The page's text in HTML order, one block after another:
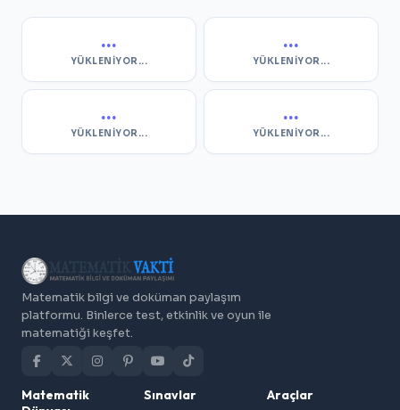
...
YÜKLENIYOR...
...
YÜKLENIYOR...
...
YÜKLENIYOR...
...
YÜKLENIYOR...
Matematik bilgi ve doküman paylaşım
platformu. Binlerce test, etkinlik ve oyun ile
matematiği keşfet.
Matematik
Sınavlar Araçlar